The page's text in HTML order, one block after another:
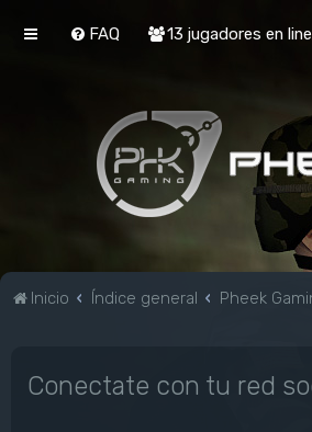
FAQ 13 jugadores en
Inicio Índice general Pheek
Conectate con tu red